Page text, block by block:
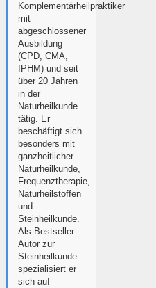
Komplementärheilpraktiker
mit
abgeschlossener
Ausbildung
(CPD, CMA,
IPHM) und seit
über 20 Jahren
in der
Naturheilkunde
tätig. Er
beschäftigt sich
besonders mit
ganzheitlicher
Naturheilkunde,
Frequenztherapie,
Naturheilstoffen
und
Steinheilkunde.
Als Bestseller-
Autor zur
Steinheilkunde
spezialisiert er
sich auf